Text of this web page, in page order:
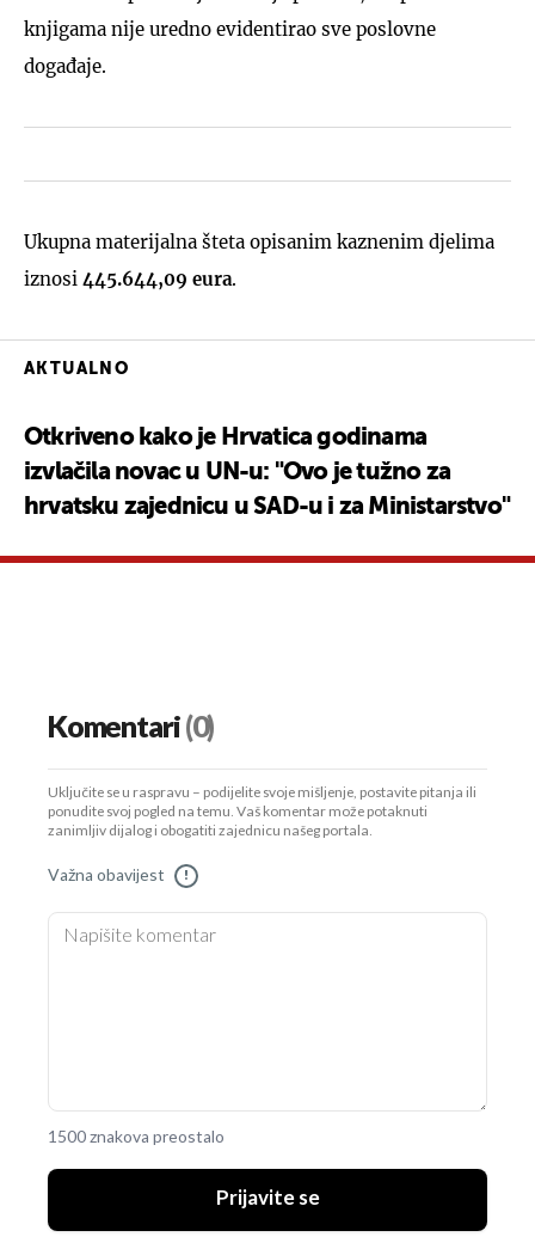
knjigama nije uredno evidentirao sve poslovne
događaje.
Ukupna materijalna šteta opisanim kaznenim djelima
iznosi 445.644,09 eura.
AKTUALNO
Otkriveno kako je Hrvatica godinama
izvlačila novac u UN-u: "Ovo je tužno za
hrvatsku zajednicu u SAD-u i za Ministarstvo"
Komentari(0)
Uključite se u raspravu – podijelite svoje mišljenje, postavite pitanja ili
ponudite svoj pogled na temu. Vaš komentar može potaknuti
zanimljiv dijalog i obogatiti zajednicu našeg portala.
Važna obavijest !
1500 znakova preostalo
Prijavite se